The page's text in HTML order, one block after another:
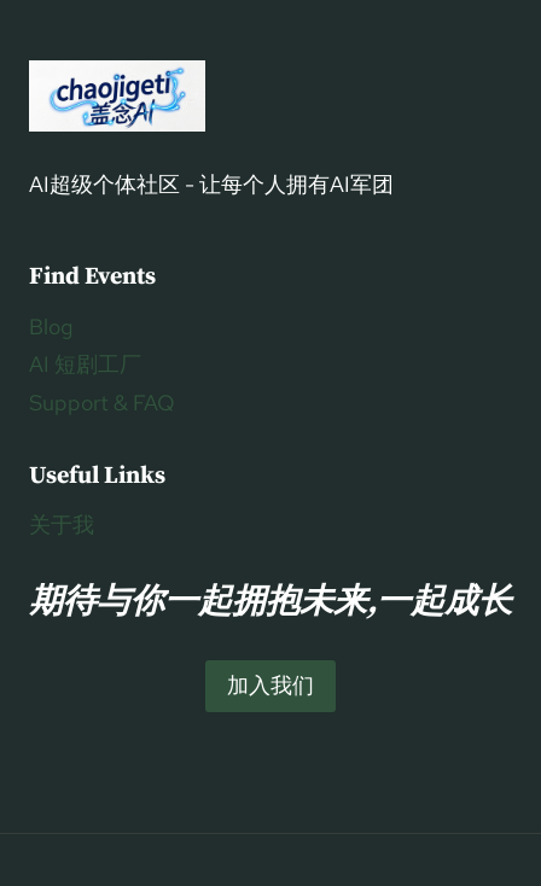
AI超级个体社区 - 让每个人拥有AI军团
Find Events
Blog
AI 短剧工厂
Support & FAQ
Useful Links
关于我
期待与你一起拥抱未来,一起成长
加入我们